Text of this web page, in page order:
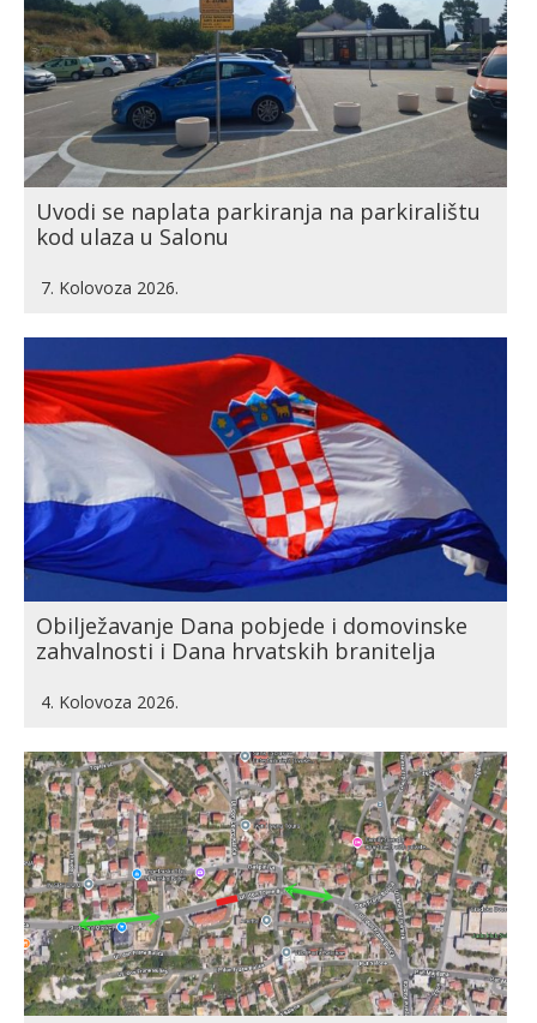
Uvodi se naplata parkiranja na parkiralištu
kod ulaza u Salonu
7. Kolovoza 2026.
Obilježavanje Dana pobjede i domovinske
zahvalnosti i Dana hrvatskih branitelja
4. Kolovoza 2026.